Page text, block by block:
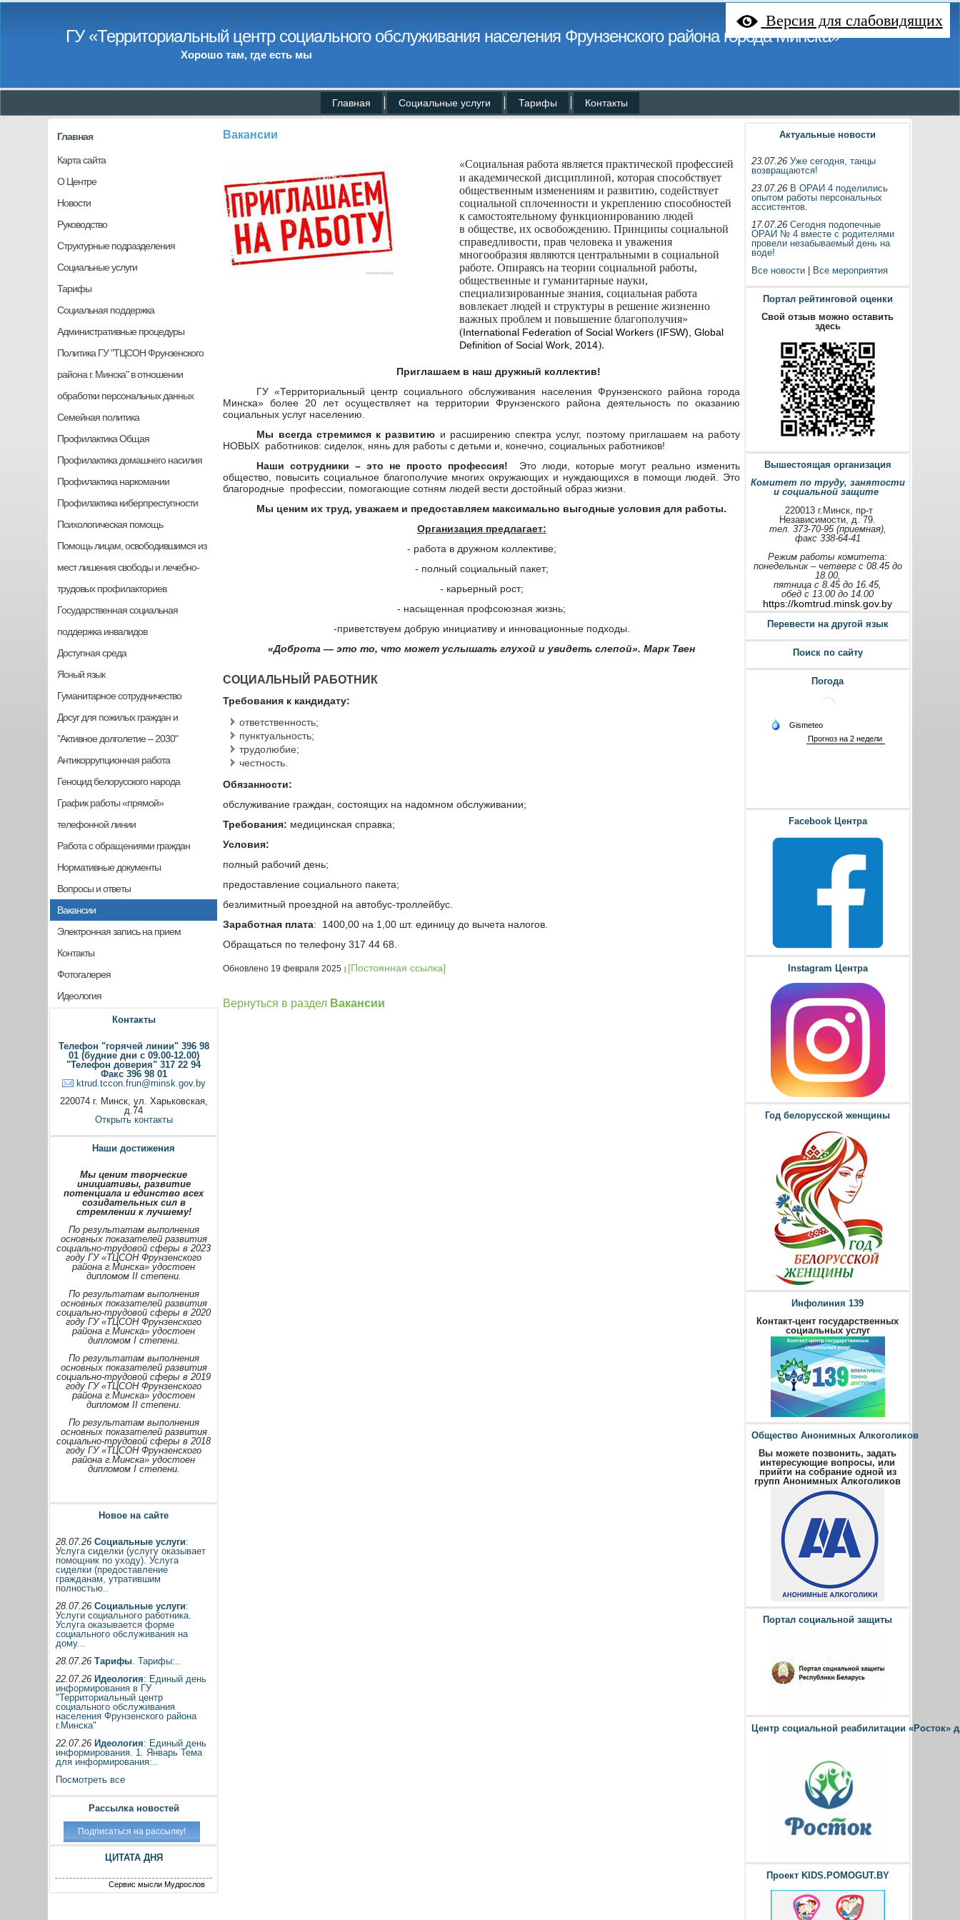
Версия для слабовидящих
ГУ «Территориальный центр социального обслуживания населения Фрунзенского района города Минска»
Хорошо там, где есть мы
Главная Социальные услуги Тарифы Контакты
Главная
Карта сайта
О Центре
Новости
Руководство
Структурные подразделения
Социальные услуги
Тарифы
Социальная поддержка
Административные процедуры
Политика ГУ "ТЦСОН Фрунзенского
района г. Минска" в отношении
обработки персональных данных
Семейная политика
Профилактика Общая
Профилактика домашнего насилия
Профилактика наркомании
Профилактика киберпреступности
Психологическая помощь
Помощь лицам, освободившимся из
мест лишения свободы и лечебно-
трудовых профилакториев
Государственная социальная
поддержка инвалидов
Доступная среда
Ясный язык
Гуманитарное сотрудничество
Досуг для пожилых граждан и
"Активное долголетие – 2030"
Антикоррупционная работа
Геноцид белорусского народа
График работы «прямой»
телефонной линии
Работа с обращениями граждан
Нормативные документы
Вопросы и ответы
Вакансии
Электронная запись на прием
Контакты
Фотогалерея
Идеология
Контакты
Телефон "горячей линии" 396 98
01 (будние дни с 09.00-12.00)
"Телефон доверия" 317 22 94
Факс 396 98 01
ktrud.tccon.frun@minsk.gov.by
220074 г. Минск, ул. Харьковская,
д.74
Открыть контакты
Наши достижения
Мы ценим творческие
инициативы, развитие
потенциала и единство всех
созидательных сил в
стремлении к лучшему!
По результатам выполнения
основных показателей развития
социально-трудовой сферы в 2023
году ГУ «ТЦСОН Фрунзенского
района г.Минска» удостоен
дипломом II степени.
По результатам выполнения
основных показателей развития
социально-трудовой сферы в 2020
году ГУ «ТЦСОН Фрунзенского
района г.Минска» удостоен
дипломом I степени.
По результатам выполнения
основных показателей развития
социально-трудовой сферы в 2019
году ГУ «ТЦСОН Фрунзенского
района г.Минска» удостоен
дипломом II степени.
По результатам выполнения
основных показателей развития
социально-трудовой сферы в 2018
году ГУ «ТЦСОН Фрунзенского
района г.Минска» удостоен
дипломом I степени.
Новое на сайте
28.07.26 Социальные услуги:
Услуга сиделки (услугу оказывает
помощник по уходу). Услуга
сиделки (предоставление
гражданам, утратившим
полностью..
28.07.26 Социальные услуги:
Услуги социального работника.
Услуга оказывается форме
социального обслуживания на
дому...
28.07.26 Тарифы. Тарифы:..
22.07.26 Идеология: Единый день
информирования в ГУ
"Территориальный центр
социального обслуживания
населения Фрунзенского района
г.Минска"
22.07.26 Идеология: Единый день
информирования. 1. Январь Тема
для информирования:..
Посмотреть все
Рассылка новостей
ЦИТАТА ДНЯ
Сервис мысли Мудрослов
Вакансии
«Социальная работа является практической профессией
и академической дисциплиной, которая способствует
общественным изменениям и развитию, содействует
социальной сплоченности и укреплению способностей
к самостоятельному функционированию людей
в обществе, их освобождению. Принципы социальной
справедливости, прав человека и уважения
многообразия являются центральными в социальной
работе. Опираясь на теории социальной работы,
общественные и гуманитарные науки,
специализированные знания, социальная работа
вовлекает людей и структуры в решение жизненно
важных проблем и повышение благополучия»
(International Federation of Social Workers (IFSW), Global
Definition of Social Work, 2014).
Приглашаем в наш дружный коллектив!
ГУ «Территориальный центр социального обслуживания населения Фрунзенского района города
Минска» более 20 лет осуществляет на территории Фрунзенского района деятельность по оказанию
социальных услуг населению.
Мы всегда стремимся к развитию и расширению спектра услуг, поэтому приглашаем на работу
НОВЫХ работников: сиделок, нянь для работы с детьми и, конечно, социальных работников!
Наши сотрудники – это не просто профессия!
Это люди, которые могут реально изменить
общество, повысить социальное благополучие многих окружающих и нуждающихся в помощи людей. Это
благородные профессии, помогающие сотням людей вести достойный образ жизни.
Мы ценим их труд, уважаем и предоставляем максимально выгодные условия для работы.
Организация предлагает:
- работа в дружном коллективе;
- полный социальный пакет;
- карьерный рост;
- насыщенная профсоюзная жизнь;
-приветствуем добрую инициативу и инновационные подходы.
«Доброта — это то, что может услышать глухой и увидеть слепой». Марк Твен
СОЦИАЛЬНЫЙ РАБОТНИК
Требования к кандидату:
ответственность;
пунктуальность;
трудолюбие;
честность.
Обязанности:
обслуживание граждан, состоящих на надомном обслуживании;
Требования: медицинская справка;
Условия:
полный рабочий день;
предоставление социального пакета;
безлимитный проездной на автобус-троллейбус.
Заработная плата: 1400,00 на 1,00 шт. единицу до вычета налогов.
Обращаться по телефону 317 44 68.
Обновлено 19 февраля 2025 [Постоянная ссылка]
Вернуться в раздел Вакансии
Актуальные новости
23.07.26Уже сегодня, танцы
возвращаются!
23.07.26 В ОРАИ 4 поделились
опытом работы персональных
ассистентов.
17.07.26Сегодня подопечные
ОРАИ № 4 вместе с родителями
провели незабываемый день на
воде!
Все новости
Все мероприятия
Портал рейтинговой оценки
Свой отзыв можно оставить
здесь
Вышестоящая организация
Комитет по труду, занятости
и социальной защите
220013 г.Минск, пр-т
Независимости, д. 79.
тел. 373-70-95 (приемная),
факс 338-64-41
Режим работы комитета:
понедельник – четверг с 08.45 до
18.00,
пятница с 8.45 до 16.45,
обед с 13.00 до 14.00
https://komtrud.minsk.gov.by
Перевести на другой язык
Поиск по сайту
Погода
Facebook Центра
Instagram Центра
Год белорусской женщины
Инфолиния 139
Контакт-цент государственных
социальных услуг
Общество Анонимных Алкоголиков
Вы можете позвонить, задать
интересующие вопросы, или
прийти на собрание одной из
групп Анонимных Алкоголиков
Портал социальной защиты
Центр социальной реабилитации
Проект KIDS.POMOGUT.BY